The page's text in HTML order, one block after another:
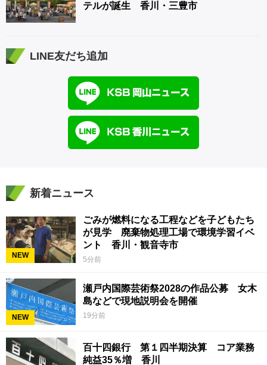
テルが誕生 香川・三豊市
LINE友だち追加
新着ニュース
NEW
ごみが燃料になる工程などを子どもたち
が見学 廃棄物処理工場で環境学習イベ
ント 香川・観音寺市
5分前
NEW
瀬戸内国際芸術祭2028の作品公募 女木
島などで現地説明会を開催
19分前
百十四銀行 第１四半期決算 コア業務
純益35％増 香川